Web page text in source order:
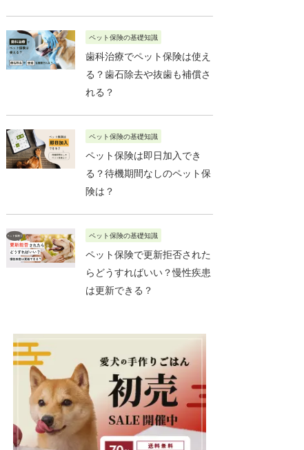
ペット保険の基礎知識
歯科治療でペット保険は使え
る？歯石除去や抜歯も補償さ
れる？
ペット保険の基礎知識
ペット保険は即日加入でき
る？待機期間なしのペット保
険は？
ペット保険の基礎知識
ペット保険で更新拒否された
らどうすればいい？慢性疾患
は更新できる？